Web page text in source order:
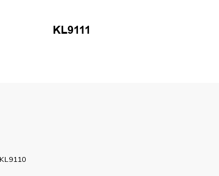
KL9111